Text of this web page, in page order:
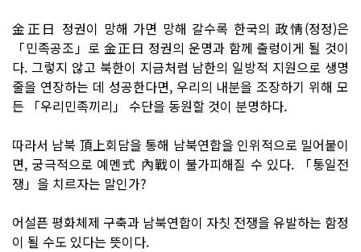
金正日 정권이 망해 가면 망해 갈수록 한국의 政情(정정)은
「민족공조」로 金正日 정권의 운명과 함께 출렁이게 될 것이
다. 그렇지 않고 북한이 지금처럼 남한의 일방적 지원으로 생명
줄을 연장하는 데 성공한다면, 우리의 내분을 조장하기 위해 모
든 「우리민족끼리」 수단을 동원할 것이 분명하다.
따라서 남북 頂上회담을 통해 남북연합을 인위적으로 밀어붙이
면, 궁극적으로 예멘式 內戰이 불가피해질 수 있다. 「통일전
쟁」을 치르자는 말인가?
어설픈 평화체제 구축과 남북연합이 자칫 전쟁을 유발하는 함정
이 될 수도 있다는 뜻이다.